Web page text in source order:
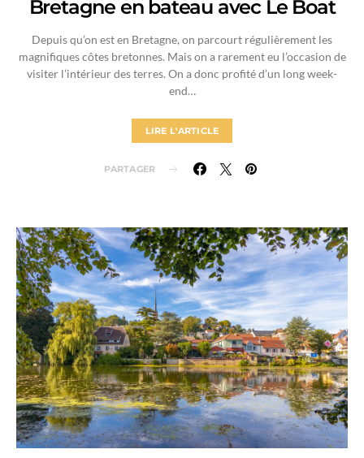
Bretagne en bateau avec Le Boat
Depuis qu’on est en Bretagne, on parcourt régulièrement les
magnifiques côtes bretonnes. Mais on a rarement eu l’occasion de
visiter l’intérieur des terres. On a donc profité d’un long week-
end…
LIRE L'ARTICLE
PARTAGER